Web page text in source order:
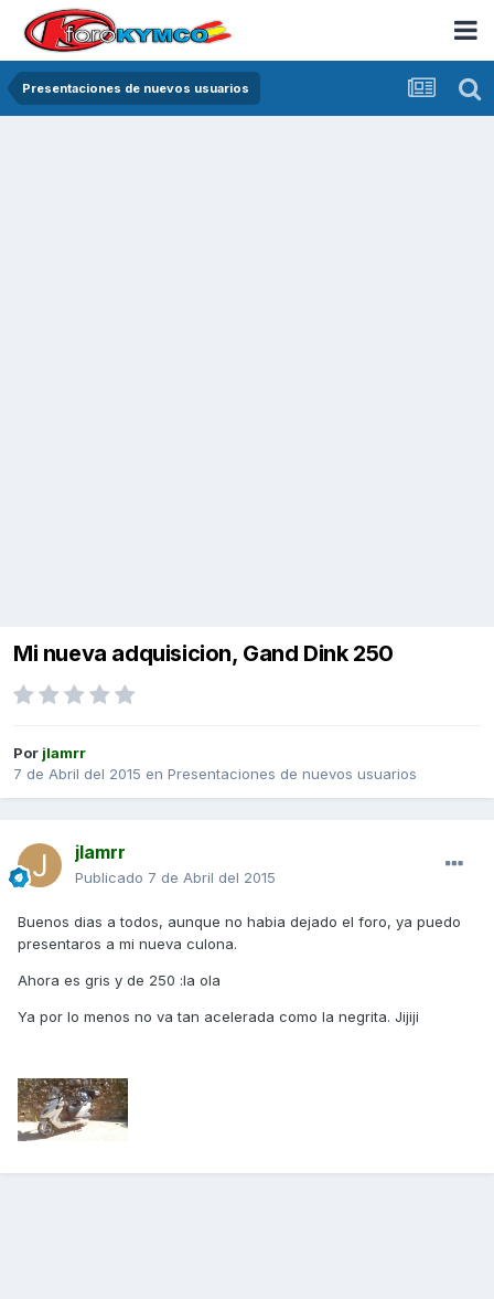
Presentaciones de nuevos usuarios
Mi nueva adquisicion, Gand Dink 250
Por jlamrr
7 de Abril del 2015 en Presentaciones de nuevos usuarios
jlamrr
Publicado 7 de Abril del 2015
Buenos dias a todos, aunque no habia dejado el foro, ya puedo
presentaros a mi nueva culona.
Ahora es gris y de 250 :la ola
Ya por lo menos no va tan acelerada como la negrita. Jijiji